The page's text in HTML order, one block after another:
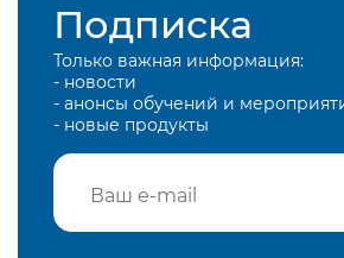
Подписка
Только важная информация:
- новости
- анонсы обучений и
- новые продукты